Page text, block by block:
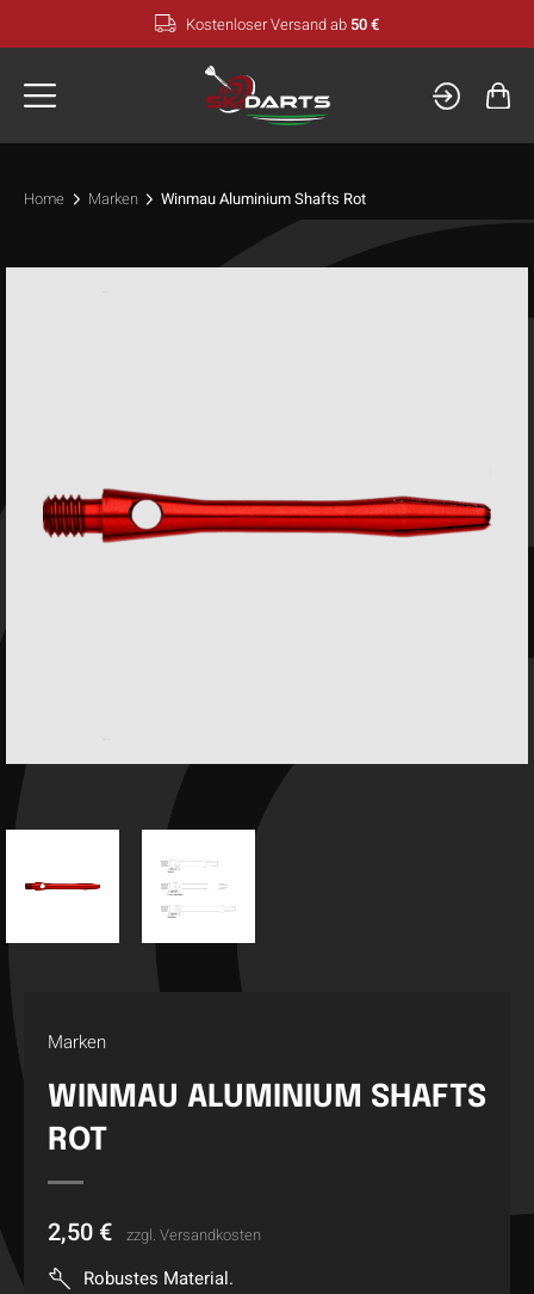
Inhalt
Kostenloser Versand ab 50 €
Home Marken Winmau Aluminium Shafts Rot
Marken
WINMAU ALUMINIUM SHAFTS
ROT
2,50 € zzgl. Versandkosten
Robustes Material.